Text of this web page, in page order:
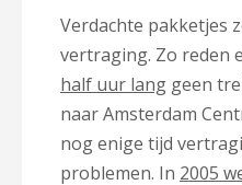
Verdachte pakketjes
vertraging. Zo reden
half uur lang geen
naar Amsterdam
nog enige tijd
problemen. In 2005